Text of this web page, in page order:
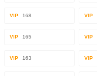
VIP 168 VIP
VIP 165 VIP
VIP 163 VIP